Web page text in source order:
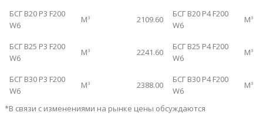
БСГ B20 P3 F200
W6
М3 2109.60
БСГ B20 P4 F200
W6
М3
БСГ B25 P3 F200
W6
М3 2241.60
БСГ B25 P4 F200
W6
М3
БСГ B30 P3 F200
W6
М3 2388.00
БСГ B30 P4 F200
W6
М3
*В связи с изменениями на рынке цены обсуждаются